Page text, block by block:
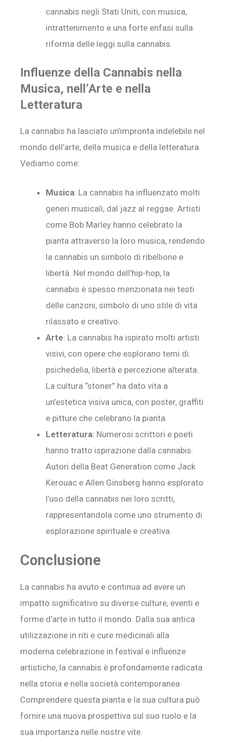
cannabis negli Stati Uniti, con musica,
intrattenimento e una forte enfasi sulla
riforma delle leggi sulla cannabis.
Influenze della Cannabis nella
Musica, nell’Arte e nella
Letteratura
La cannabis ha lasciato un’impronta indelebile nel
mondo dell’arte, della musica e della letteratura.
Vediamo come:
Musica: La cannabis ha influenzato molti
generi musicali, dal jazz al reggae. Artisti
come Bob Marley hanno celebrato la
pianta attraverso la loro musica, rendendo
la cannabis un simbolo di ribellione e
libertà. Nel mondo dell’hip-hop, la
cannabis è spesso menzionata nei testi
delle canzoni, simbolo di uno stile di vita
rilassato e creativo.
Arte: La cannabis ha ispirato molti artisti
visivi, con opere che esplorano temi di
psichedelia, libertà e percezione alterata.
La cultura “stoner” ha dato vita a
un’estetica visiva unica, con poster, graffiti
e pitture che celebrano la pianta.
Letteratura: Numerosi scrittori e poeti
hanno tratto ispirazione dalla cannabis.
Autori della Beat Generation come Jack
Kerouac e Allen Ginsberg hanno esplorato
l’uso della cannabis nei loro scritti,
rappresentandola come uno strumento di
esplorazione spirituale e creativa.
Conclusione
La cannabis ha avuto e continua ad avere un
impatto significativo su diverse culture, eventi e
forme d’arte in tutto il mondo. Dalla sua antica
utilizzazione in riti e cure medicinali alla
moderna celebrazione in festival e influenze
artistiche, la cannabis è profondamente radicata
nella storia e nella società contemporanea.
Comprendere questa pianta e la sua cultura può
fornire una nuova prospettiva sul suo ruolo e la
sua importanza nelle nostre vite.